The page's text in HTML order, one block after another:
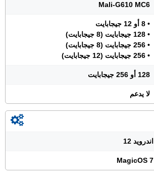
Mali-G610 MC6
• 8 أو 12 جيجابايت
• 128 جيجابايت (8 جيجابايت)
• 256 جيجابايت (8 جيجابايت)
• 256 جيجابايت (12 جيجابايت)
128 أو 256 جيجابايت
لا يدعم
اندرويد 12
MagicOS 7